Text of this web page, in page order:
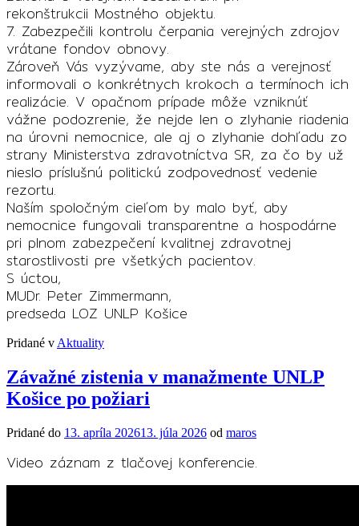
rekonštrukcii Mostného objektu.
7. Zabezpečili kontrolu čerpania verejných zdrojov
vrátane fondov obnovy.
Zároveň Vás vyzývame, aby ste nás a verejnosť
informovali o konkrétnych krokoch a termínoch ich
realizácie. V opačnom prípade môže vzniknúť
vážne podozrenie, že nejde len o zlyhanie riadenia
na úrovni nemocnice, ale aj o zlyhanie dohľadu zo
strany Ministerstva zdravotníctva SR, za čo by už
nieslo príslušnú politickú zodpovednosť vedenie
rezortu.
Naším spoločným cieľom by malo byť, aby
nemocnice fungovali transparentne a hospodárne
pri plnom zabezpečení kvalitnej zdravotnej
starostlivosti pre všetkých pacientov.
S úctou,
MUDr. Peter Zimmermann,
predseda LOZ UNLP Košice
Pridané v Aktuality
Závažné zistenia v manažmente UNLP
Košice po požiari
Pridané do 13. apríla 202613. júla 2026 od maros
Video záznam z tlačovej konferencie.